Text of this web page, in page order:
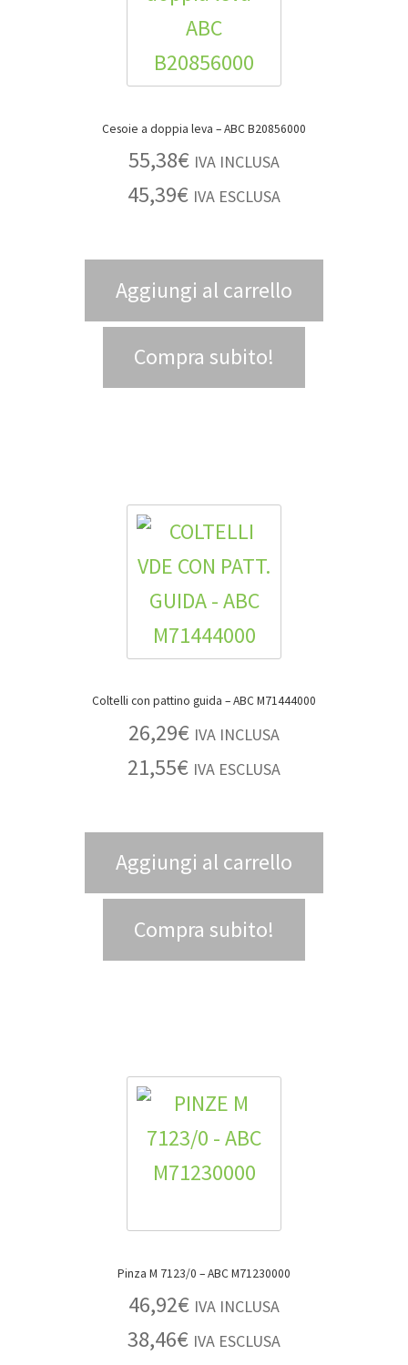
Cesoie a doppia leva – ABC B20856000
55,38€ IVA INCLUSA
45,39€ IVA ESCLUSA
Aggiungi al carrello
Compra subito!
Coltelli con pattino guida – ABC M71444000
26,29€ IVA INCLUSA
21,55€ IVA ESCLUSA
Aggiungi al carrello
Compra subito!
Pinza M 7123/0 – ABC M71230000
46,92€ IVA INCLUSA
38,46€ IVA ESCLUSA